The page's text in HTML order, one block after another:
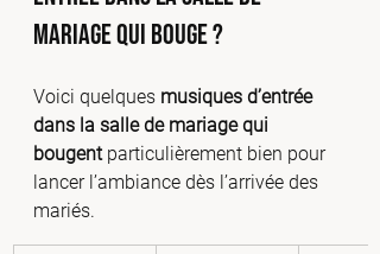
mariage qui bouge ?
Voici quelques musiques d’entrée
dans la salle de mariage qui
bougent particulièrement bien pour
lancer l’ambiance dès l’arrivée des
mariés.